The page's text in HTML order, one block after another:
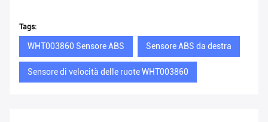
Tags:
WHT003860 Sensore ABS Sensore ABS da destra
Sensore di velocità delle ruote WHT003860